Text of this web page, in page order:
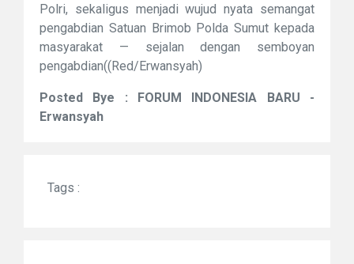
Polri, sekaligus menjadi wujud nyata semangat
pengabdian Satuan Brimob Polda Sumut kepada
masyarakat — sejalan dengan semboyan
pengabdian((Red/Erwansyah)
Posted Bye : FORUM INDONESIA BARU -
Erwansyah
Tags :